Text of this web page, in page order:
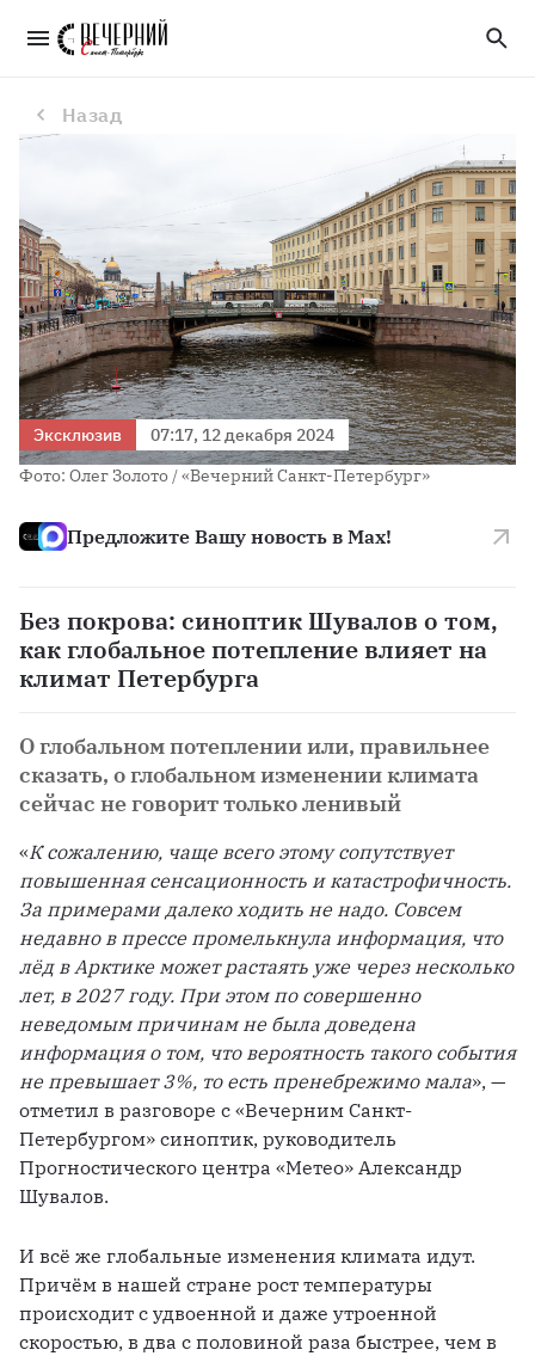
Без покрова: синоптик Шувалов о том, как глобальное потепление влияет на климат Петербурга
Назад
Эксклюзив
07:17, 12 декабря 2024
Фото: Олег Золото / «Вечерний Санкт-Петербург»
Предложите Вашу новость в Max!
Без покрова: синоптик Шувалов о том,
как глобальное потепление влияет на
климат Петербурга
О глобальном потеплении или, правильнее
сказать, о глобальном изменении климата
сейчас не говорит только ленивый
«К сожалению, чаще всего этому сопутствует
повышенная сенсационность и катастрофичность.
За примерами далеко ходить не надо. Совсем
недавно в прессе промелькнула информация, что
лёд в Арктике может растаять уже через несколько
лет, в 2027 году. При этом по совершенно
неведомым причинам не была доведена
информация о том, что вероятность такого события
не превышает 3%, то есть пренебрежимо мала», —
отметил в разговоре с «Вечерним Санкт-
Петербургом» синоптик, руководитель
Прогностического центра «Метео» Александр
Шувалов.
И всё же глобальные изменения климата идут.
Причём в нашей стране рост температуры
происходит с удвоенной и даже утроенной
скоростью, в два с половиной раза быстрее, чем в